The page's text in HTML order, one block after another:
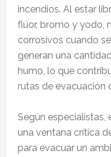
incendios. Al estar
flúor, bromo y yodo,
corrosivos cuando
generan una
humo, lo que
rutas de evacuación
Según
una ventana crítica
para evacuar un